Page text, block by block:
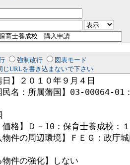
強制改行
図表モード
じURLを書き込まないで下さい